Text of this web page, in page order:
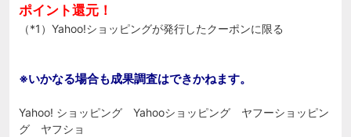
ポイント還元！
（*1）Yahoo!ショッピングが発行したクーポンに限る
※いかなる場合も成果調査はできかねます。
Yahoo! ショッピング Yahooショッピング ヤフーショッピン
グ ヤフショ